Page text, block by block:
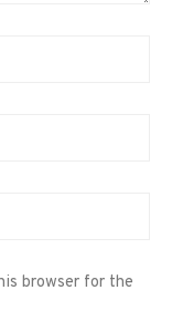
browser for the